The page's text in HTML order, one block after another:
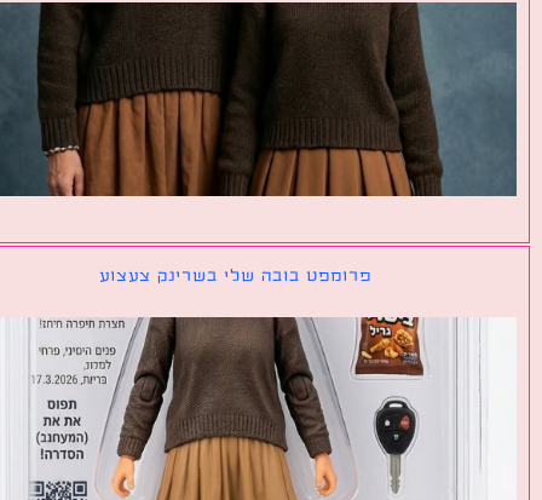
פרומפט בובה שלי בשרינק צעצוע